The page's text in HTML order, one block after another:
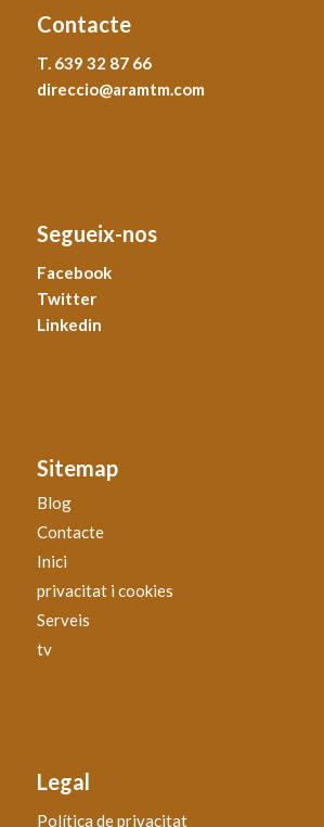
Contacte
T. 639 32 87 66
direccio@aramtm.com
Segueix-nos
Facebook
Twitter
Linkedin
Sitemap
Blog
Contacte
Inici
privacitat i cookies
Serveis
tv
Legal
Política de privacitat